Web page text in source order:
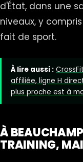
d'État, dans une
niveaux, y
fait de sport.
À lire aussi :
affiliée, ligne H
plus proche est à
À
TRAINING,